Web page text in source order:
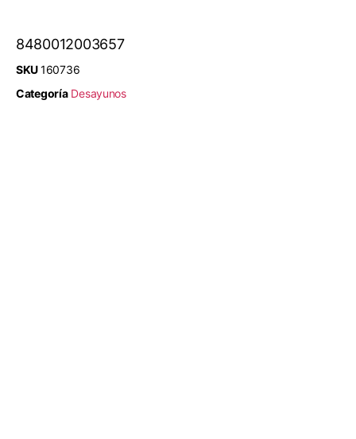
8480012003657
SKU160736
Categoría Desayunos